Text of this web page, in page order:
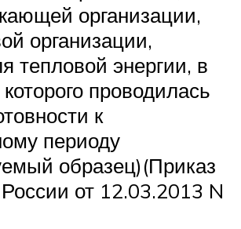
организации,
организации,
тепловой энергии, в
проводилась
к
периоду
образец)(Приказ
от 12.03.2013 N